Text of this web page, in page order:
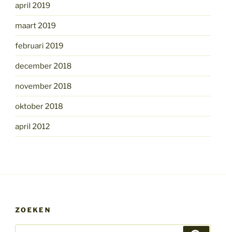
april 2019
maart 2019
februari 2019
december 2018
november 2018
oktober 2018
april 2012
ZOEKEN